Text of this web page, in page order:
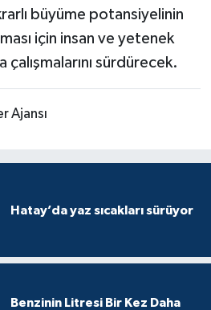
büyüme potansiyelinin
için insan ve yetenek
sürdürecek.
Ajansı
Hatay’da yaz sıcakları sürüyor
Benzinin Litresi Bir Kez Daha